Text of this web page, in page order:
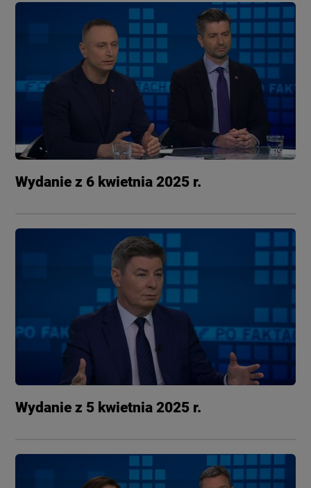
Wydanie z 6 kwietnia 2025 r.
Wydanie z 5 kwietnia 2025 r.